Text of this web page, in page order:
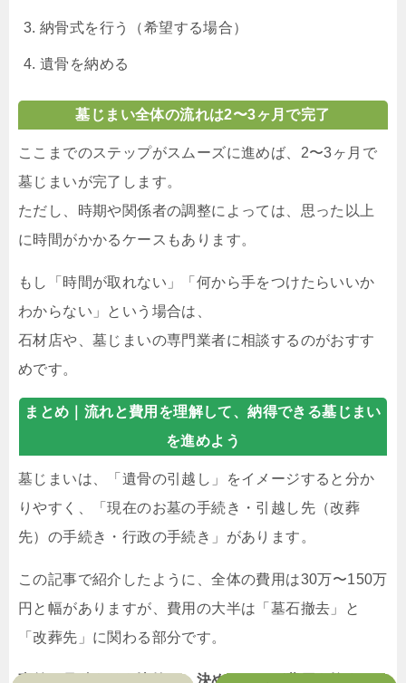
納骨式を行う（希望する場合）
遺骨を納める
墓じまい全体の流れは2〜3ヶ月で完了
ここまでのステップがスムーズに進めば、2〜3ヶ月で
墓じまいが完了します。
ただし、時期や関係者の調整によっては、思った以上
に時間がかかるケースもあります。
もし「時間が取れない」「何から手をつけたらいいか
わからない」という場合は、
石材店や、墓じまいの専門業者に相談するのがおすす
めです。
まとめ｜ 流れと費用を理解して、納得できる墓じまい
を進めよう
墓じまいは、「遺骨の引越し」をイメージすると分か
りやすく、「現在のお墓の手続き・引越し先（改葬
先）の手続き・行政の手続き」があります。
この記事で紹介したように、全体の費用は30万〜150万
円と幅がありますが、費用の大半は「墓石撤去」と
「改葬先」に関わる部分です。
事前に見積もりを比較し、決めることが費用を抑える